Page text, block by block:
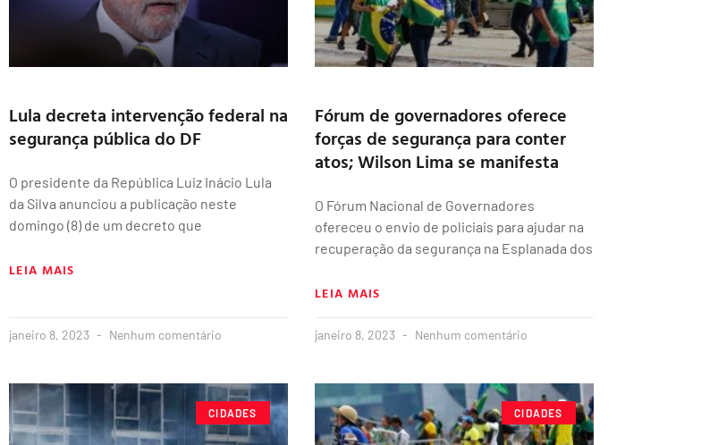
Lula decreta intervenção federal na
segurança pública do DF
O presidente da República Luiz Inácio Lula
da Silva anunciou a publicação neste
domingo (8) de um decreto que
LEIA MAIS
janeiro 8, 2023 Nenhum comentário
Fórum de governadores oferece
forças de segurança para conter
atos; Wilson Lima se manifesta
O Fórum Nacional de Governadores
ofereceu o envio de policiais para ajudar na
recuperação da segurança na Esplanada dos
LEIA MAIS
janeiro 8, 2023 Nenhum comentário
CIDADES CIDADES